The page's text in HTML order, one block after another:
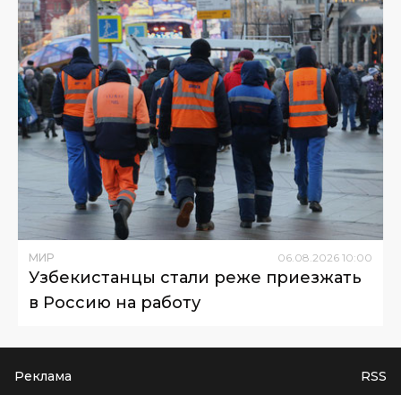
МИР 06 08 2026 10:00
Узбекистанцы стали реже приезжать
в Россию на работу
Реклама RSS